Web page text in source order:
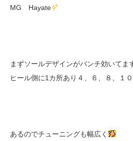
MG Hayate
まずソールデザインがパンチ効いてま
ヒール側に1カ所あり４、６、８、１
あるのでチューニングも幅広く